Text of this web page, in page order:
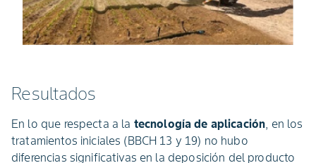
Resultados
En lo que respecta a la tecnología de aplicación , en los
tratamientos iniciales (BBCH 13 y 19) no hubo
diferencias significativas en la deposición del producto